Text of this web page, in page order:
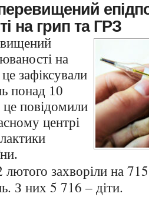
на грип та ГРЗ
на
зафіксували
понад 10
повідомили
центрі
лютого захворіли на
З них 5 716 – діти.